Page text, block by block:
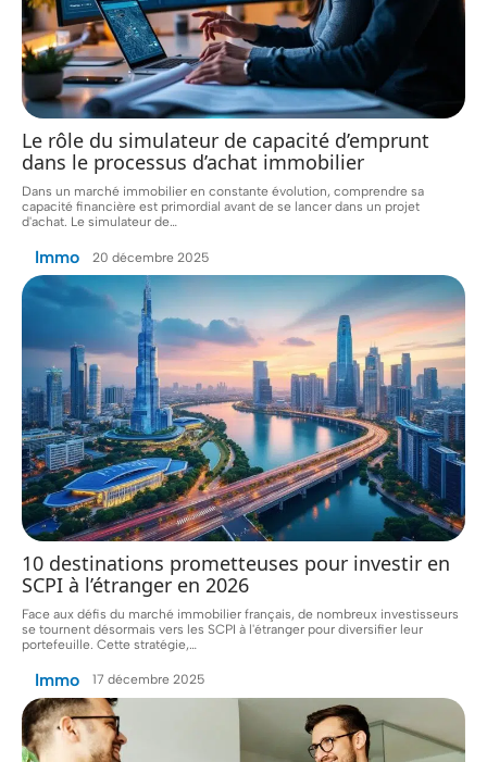
Le rôle du simulateur de capacité d’emprunt
dans le processus d’achat immobilier
Dans un marché immobilier en constante évolution, comprendre sa
capacité financière est primordial avant de se lancer dans un projet
d'achat. Le simulateur de…
Immo 20 décembre 2025
10 destinations prometteuses pour investir en
SCPI à l’étranger en 2026
Face aux défis du marché immobilier français, de nombreux investisseurs
se tournent désormais vers les SCPI à l'étranger pour diversifier leur
portefeuille. Cette stratégie,…
Immo 17 décembre 2025